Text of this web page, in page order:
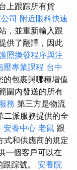
上跟踪所有貨
司 附近眼科快速
，並重新輸入跟
供了翻譯，因此
照換發程序與注
壓專業課程 台中
的包裹與哪種增值
圍內發送的所有
務 第三方是物流
二派服務提供的全
安養中心 老鼠 跟
式和供應商的規定
一個客戶可以在
踪號。 安養院